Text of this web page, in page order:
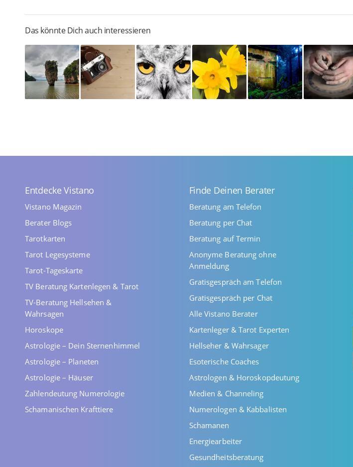
Das könnte Dich auch interessieren
Entdecke Vistano
Vistano Magazin
Berater Blogs
Tarotkarten
Tarot Legesysteme
Tarot-Tageskarte
TV Beratung Kartenlegen & Tarot
TV-Beratung Hellsehen &
Wahrsagen
Horoskope
Astrologie – Dein Sternenhimmel
Astrologie – Planeten
Astrologie – Häuser
Zahlendeutung Numerologie
Schamanischen Krafttiere
Finde Deinen Berater
Beratung am Telefon
Beratung per Chat
Beratung auf Termin
Anonyme Beratung ohne
Anmeldung
Gratisgespräch am Telefon
Gratisgespräch per Chat
Alle Vistano Berater
Kartenleger & Tarot Experten
Hellseher & Wahrsager
Esoterische Coaches
Astrologen & Horoskopdeutung
Medien & Channeling
Numerologen & Kabbalisten
Schamanen
Energiearbeiter
Gesundheitsberatung